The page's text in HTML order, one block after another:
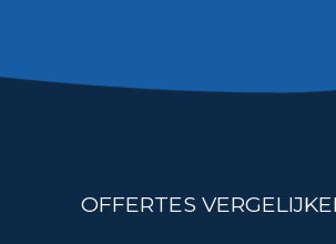
OFFERTES